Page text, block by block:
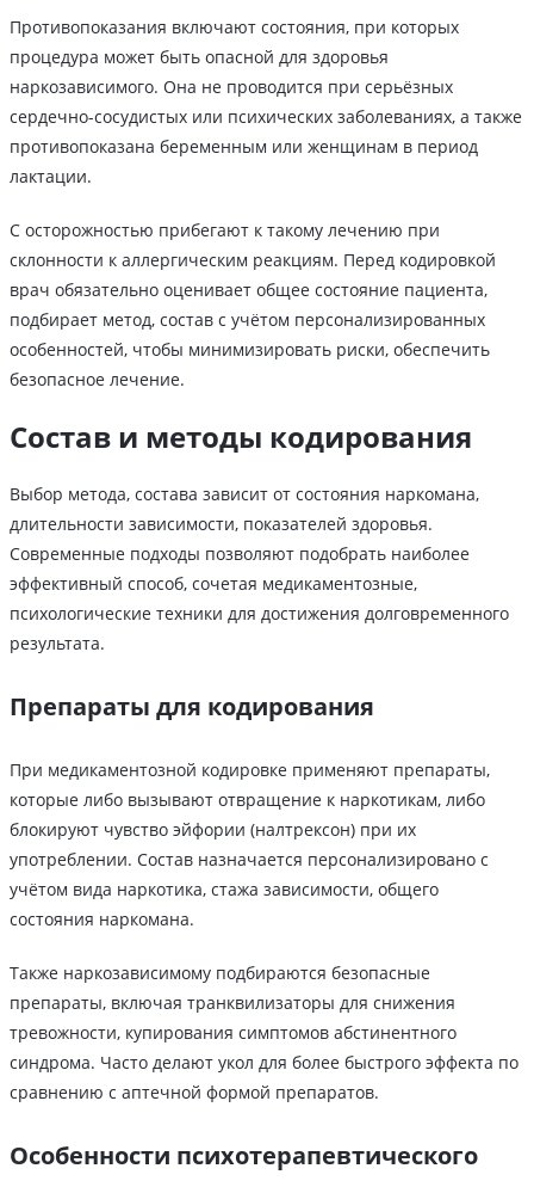
Противопоказания включают состояния, при которых
процедура может быть опасной для здоровья
наркозависимого. Она не проводится при серьёзных
сердечно-сосудистых или психических заболеваниях, а также
противопоказана беременным или женщинам в период
лактации.
С осторожностью прибегают к такому лечению при
склонности к аллергическим реакциям. Перед кодировкой
врач обязательно оценивает общее состояние пациента,
подбирает метод, состав с учётом персонализированных
особенностей, чтобы минимизировать риски, обеспечить
безопасное лечение.
Состав и методы кодирования
Выбор метода, состава зависит от состояния наркомана,
длительности зависимости, показателей здоровья.
Современные подходы позволяют подобрать наиболее
эффективный способ, сочетая медикаментозные,
психологические техники для достижения долговременного
результата.
Препараты для кодирования
При медикаментозной кодировке применяют препараты,
которые либо вызывают отвращение к наркотикам, либо
блокируют чувство эйфории (налтрексон) при их
употреблении. Состав назначается персонализировано с
учётом вида наркотика, стажа зависимости, общего
состояния наркомана.
Также наркозависимому подбираются безопасные
препараты, включая транквилизаторы для снижения
тревожности, купирования симптомов абстинентного
синдрома. Часто делают укол для более быстрого эффекта по
сравнению с аптечной формой препаратов.
Особенности психотерапевтического